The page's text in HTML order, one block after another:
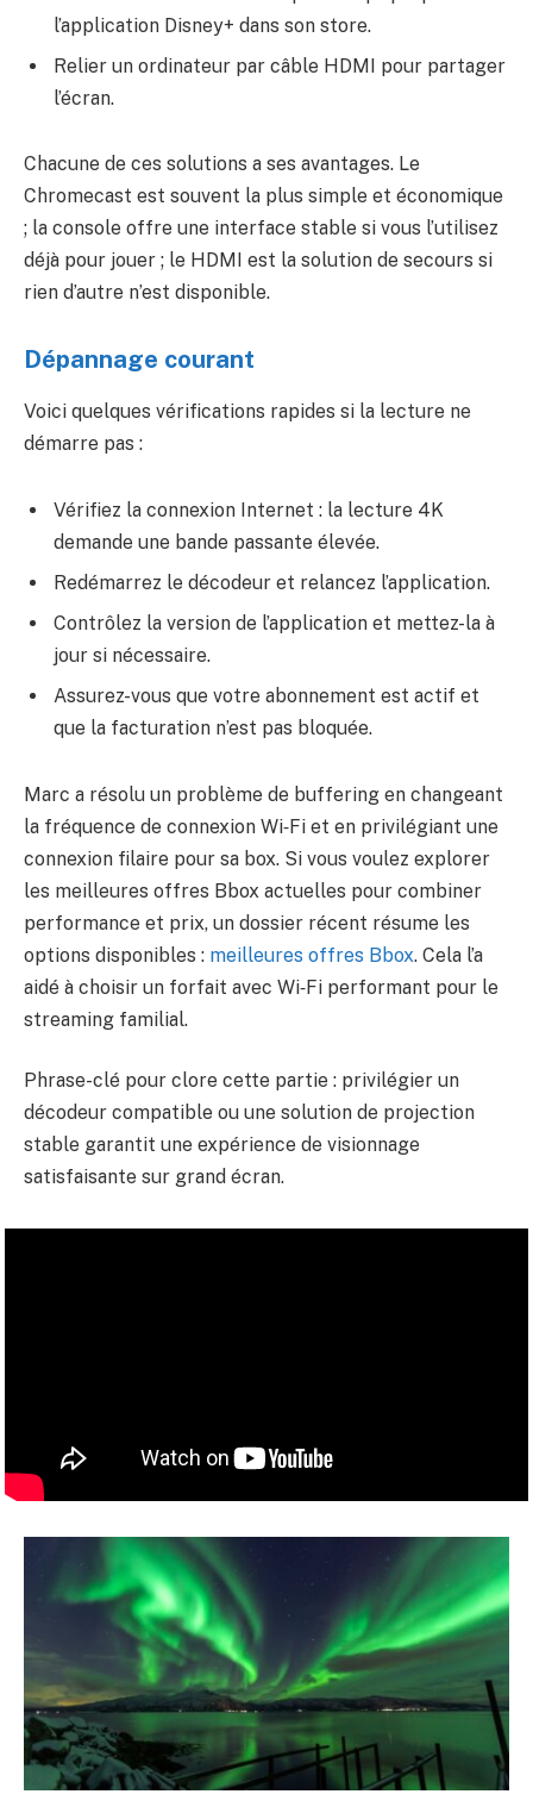
l’application Disney+ dans son store.
Relier un ordinateur par câble HDMI pour partager
l’écran.
Chacune de ces solutions a ses avantages. Le
Chromecast est souvent la plus simple et économique
; la console offre une interface stable si vous l’utilisez
déjà pour jouer ; le HDMI est la solution de secours si
rien d’autre n’est disponible.
Dépannage courant
Voici quelques vérifications rapides si la lecture ne
démarre pas :
Vérifiez la connexion Internet : la lecture 4K
demande une bande passante élevée.
Redémarrez le décodeur et relancez l’application.
Contrôlez la version de l’application et mettez-la à
jour si nécessaire.
Assurez-vous que votre abonnement est actif et
que la facturation n’est pas bloquée.
Marc a résolu un problème de buffering en changeant
la fréquence de connexion Wi‑Fi et en privilégiant une
connexion filaire pour sa box. Si vous voulez explorer
les meilleures offres Bbox actuelles pour combiner
performance et prix, un dossier récent résume les
options disponibles : meilleures offres Bbox. Cela l’a
aidé à choisir un forfait avec Wi‑Fi performant pour le
streaming familial.
Phrase-clé pour clore cette partie : privilégier un
décodeur compatible ou une solution de projection
stable garantit une expérience de visionnage
satisfaisante sur grand écran.